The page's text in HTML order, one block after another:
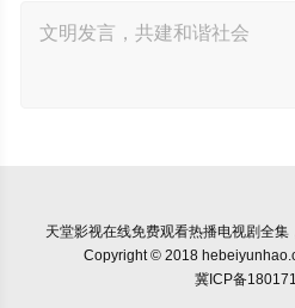
天堂影视在线免费观看热播电视剧全
Copyright © 2018
冀ICP备